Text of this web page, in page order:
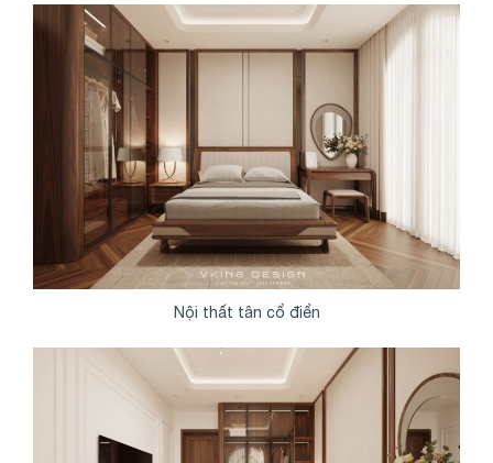
Nội thất tân cổ điển